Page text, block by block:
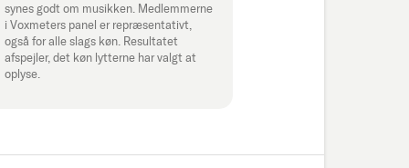
synes godt om musikken. Medlemmerne
i Voxmeters panel er repræsentativt,
også for alle slags køn. Resultatet
afspejler, det køn lytterne har valgt at
oplyse.